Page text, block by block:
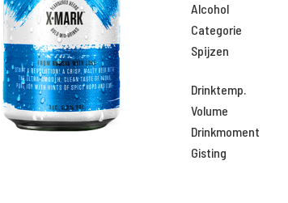
Alcohol
Categorie
Spijzen
Drinktemp.
Volume
Drinkmoment
Gisting